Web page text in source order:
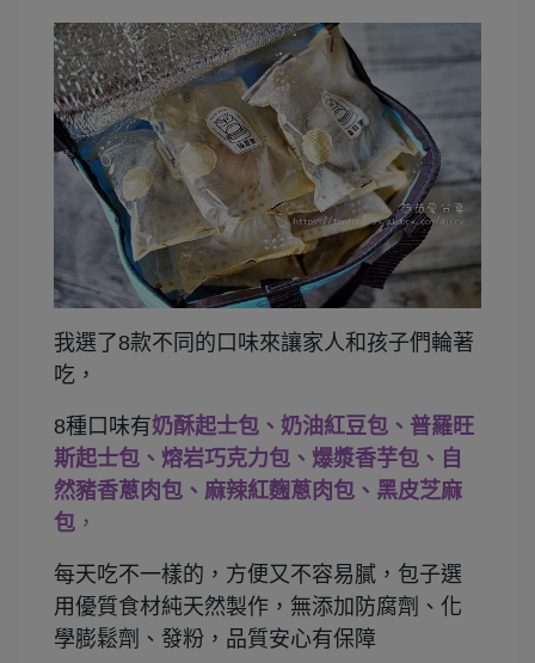
我選了8款不同的口味來讓家人和孩子們輪著
吃，
8種口味有奶酥起士包、奶油紅豆包、普羅旺
斯起士包、熔岩巧克力包、爆漿香芋包、自
然豬香蔥肉包、麻辣紅麴蔥肉包、黑皮芝麻
包 ，
每天吃不一樣的，方便又不容易膩，包子選
用優質食材純天然製作，無添加防腐劑、化
學膨鬆劑、發粉，品質安心有保障